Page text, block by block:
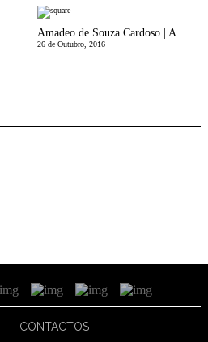
26 de Outubro, 2016
CONTACTOS